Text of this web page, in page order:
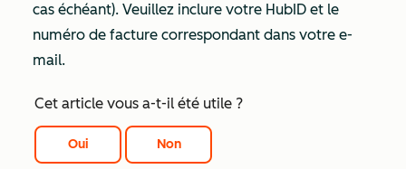
cas échéant). Veuillez inclure votre HubID et le
numéro de facture correspondant dans votre e-
mail.
Cet article vous a-t-il été utile ?
Oui Non